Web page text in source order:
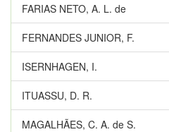
FARIAS NETO, A. L. de
FERNANDES JUNIOR, F.
ISERNHAGEN, I.
ITUASSU, D. R.
MAGALHÃES, C. A. de S.